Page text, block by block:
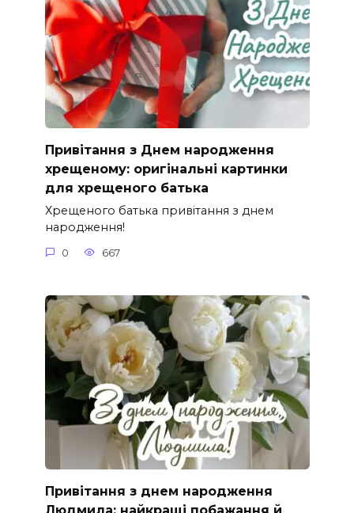
Привітання з Днем народження
хрещеному: оригінальні картинки
для хрещеного батька
Хрещеного батька привітання з днем
народження!
0 667
Привітання з днем народження
Людмила: найкращі побажання й